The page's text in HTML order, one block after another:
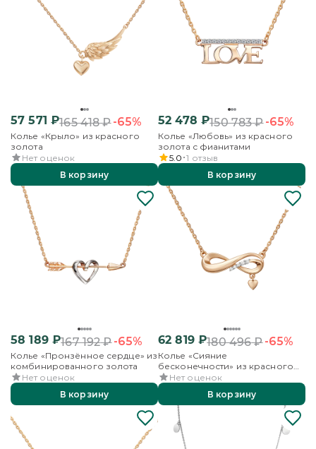
57 571 ₽165 418₽-65%
Колье «Крыло» из красного
золота
Нет оценок
В корзину
52 478 ₽150 783₽-65%
Колье «Любовь» из красного
золота с фианитами
5.0 1 отзыв
В корзину
58 189₽167 192₽-65%
Колье «Пронзённое сердце» из
комбинированного золота
Нет оценок
В корзину
62 819₽180 496₽-65%
Колье «Сияние
бесконечности» из красного
золота с фианитами
Нет оценок
В корзину